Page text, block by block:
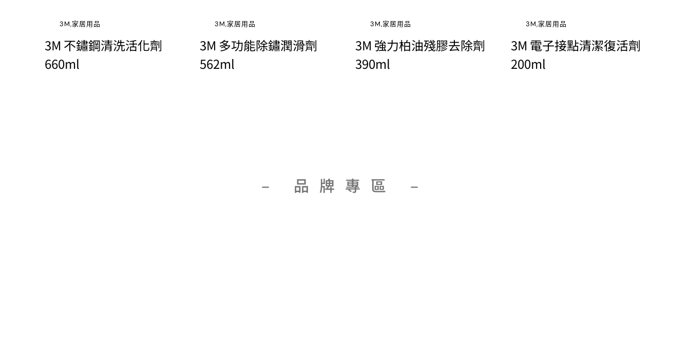
3M,家居用品
3M 不鏽鋼清洗活化劑
660ml
3M,家居用品
3M 多功能除鏽潤滑劑
562ml
3M,家居用品
3M 強力柏油殘膠去除劑
390ml
3M,家居用品
3M 電子接點清潔復活劑
200ml
– 品牌專區 –